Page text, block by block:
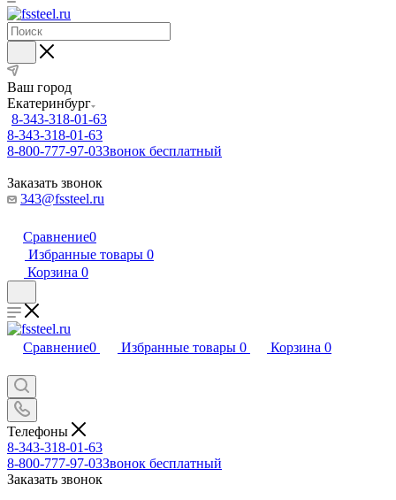
Ваш город
Екатеринбург
8-343-318-01-63
8-343-318-01-63
8-800-777-97-03Звонок бесплатный
Заказать звонок
343@fssteel.ru
Сравнение0
Избранные товары 0
Корзина 0
Сравнение0 Избранные товары 0 Корзина 0
Телефоны
8-343-318-01-63
8-800-777-97-03Звонок бесплатный
Заказать звонок